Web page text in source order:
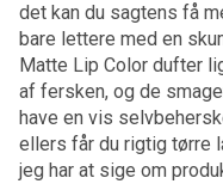
det kan du sagtens få
bare lettere med en
Matte Lip Color dufter
af fersken, og de
have en vis
ellers får du rigtig tørre
jeg har at sige om